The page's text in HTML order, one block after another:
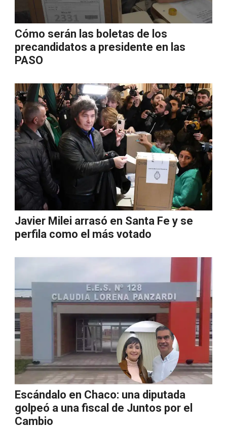
Cómo serán las boletas de los
precandidatos a presidente en las
PASO
Javier Milei arrasó en Santa Fe y se
perfila como el más votado
Escándalo en Chaco: una diputada
golpeó a una fiscal de Juntos por el
Cambio